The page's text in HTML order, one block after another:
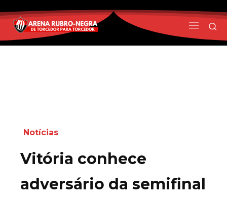
Notícias
Vitória conhece
adversário da semifinal